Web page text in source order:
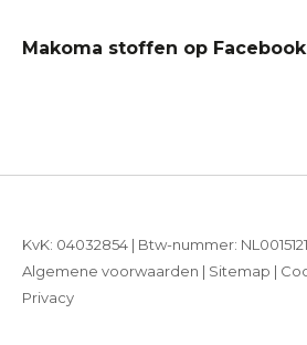
Makoma stoffen op Facebook
KvK: 04032854 | Btw-nummer:
Algemene voorwaarden | Sitemap |
Privacy